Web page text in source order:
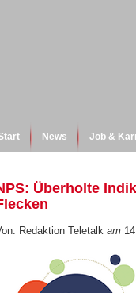
News Job &
Überholte
Redaktion Teletalk am